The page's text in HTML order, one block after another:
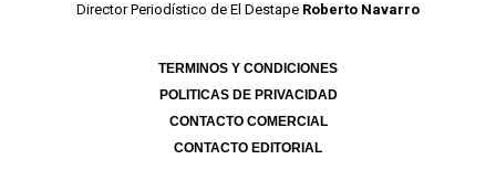
Director Periodístico de El Destape Roberto Navarro
TERMINOS Y CONDICIONES
POLITICAS DE PRIVACIDAD
CONTACTO COMERCIAL
CONTACTO EDITORIAL